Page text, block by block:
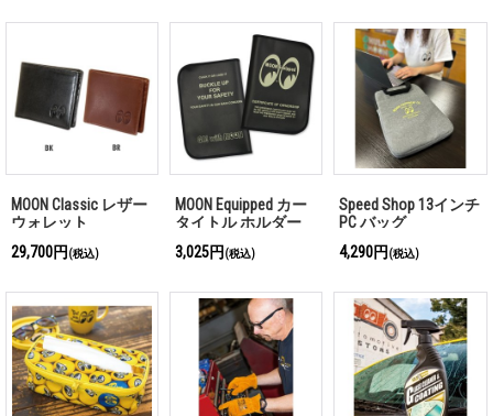
MOON Classic レザー
ウォレット
29,700円 (税込)
MOON Equipped カー
タイトル ホルダー
3,025円 (税込)
Speed Shop 13インチ
PC バッグ
4,290円 (税込)